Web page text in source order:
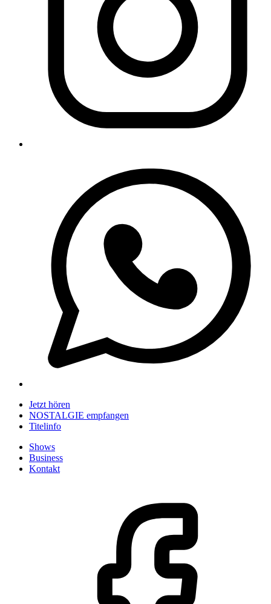
Jetzt hören
NOSTALGIE empfangen
Titelinfo
Shows
Business
Kontakt